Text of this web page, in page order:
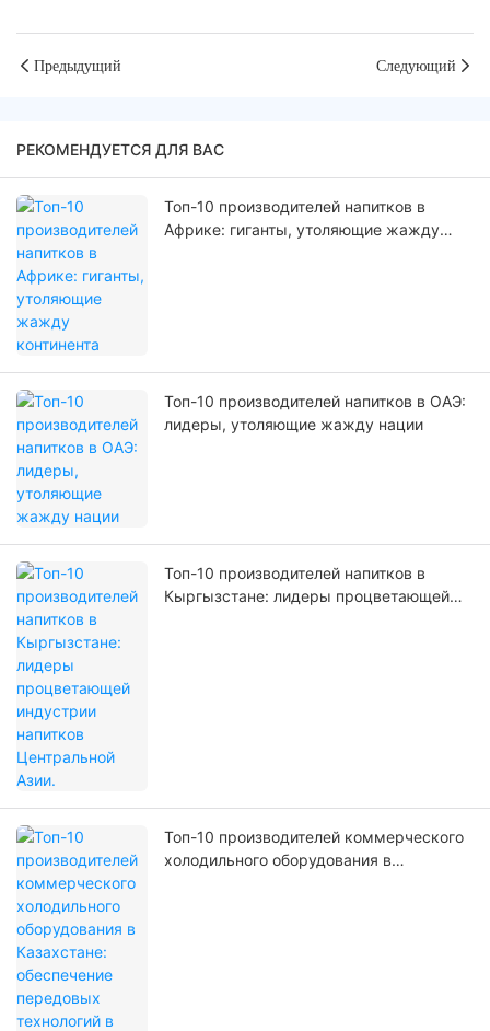
Предыдущий Следующий
РЕКОМЕНДУЕТСЯ ДЛЯ ВАС
Топ-10 производителей напитков в
Африке: гиганты, утоляющие жажду
Топ-10 производителей напитков в ОАЭ:
лидеры, утоляющие жажду нации
Топ-10 производителей напитков в
Кыргызстане: лидеры процветающей
Топ-10 производителей коммерческого
холодильного оборудования в